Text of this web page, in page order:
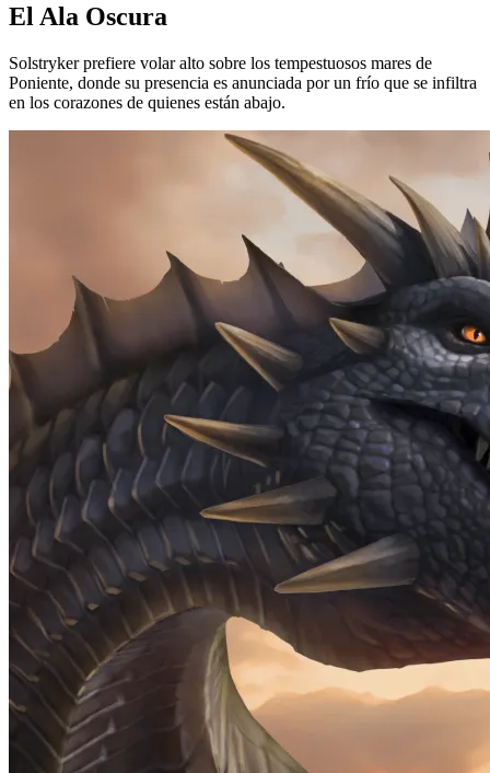
El Ala Oscura
Solstryker prefiere volar alto sobre los tempestuosos mares de
Poniente, donde su presencia es anunciada por un frío que se infiltra
en los corazones de quienes están abajo.